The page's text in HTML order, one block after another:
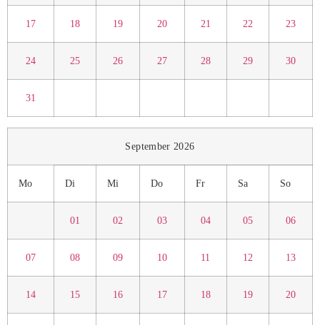
17 18 19 20 21 22 23
24 25 26 27 28 29 30
31
September 2026
Mo Di Mi Do Fr Sa So
01 02 03 04 05 06
07 08 09 10 11 12 13
14 15 16 17 18 19 20